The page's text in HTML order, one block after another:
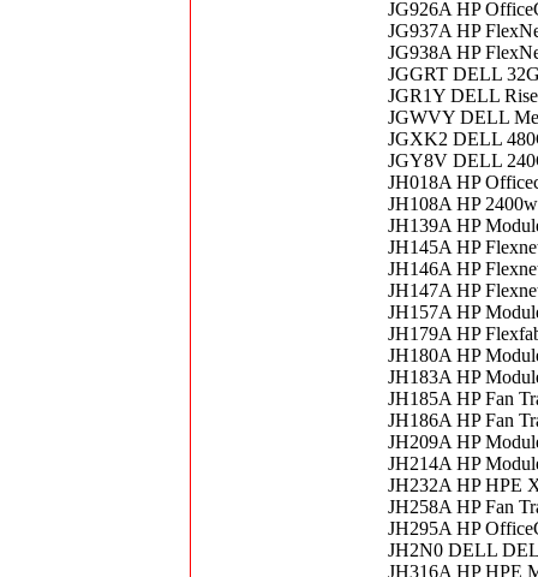
JG926A HP
JG937A HP
JG938A HP
JGGRT DELL
JGR1Y DELL
JGWVY DELL
JGXK2 DELL
JGY8V DELL
JH018A HP
JH108A HP
JH139A HP
JH145A HP
JH146A HP
JH147A HP
JH157A HP
JH179A HP
JH180A HP
JH183A HP
JH185A HP Fan
JH186A HP Fan
JH209A HP
JH214A HP
JH232A HP HPE
JH258A HP Fan
JH295A HP
JH2N0 DELL
JH316A HP HPE